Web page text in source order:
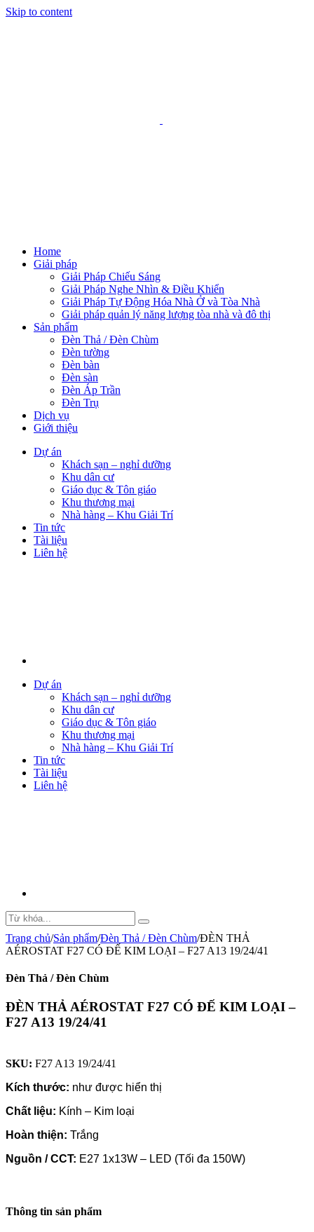
Skip to content
Home
Giải pháp
Giải Pháp Chiếu Sáng
Giải Pháp Nghe Nhìn & Điều Khiển
Giải Pháp Tự Động Hóa Nhà Ở và Tòa Nhà
Giải pháp quản lý năng lượng tòa nhà và đô thị
Sản phẩm
Đèn Thả / Đèn Chùm
Đèn tường
Đèn bàn
Đèn sàn
Đèn Áp Trần
Đèn Trụ
Dịch vụ
Giới thiệu
Dự án
Khách sạn – nghỉ dưỡng
Khu dân cư
Giáo dục & Tôn giáo
Khu thương mại
Nhà hàng – Khu Giải Trí
Tin tức
Tài liệu
Liên hệ
Dự án
Khách sạn – nghỉ dưỡng
Khu dân cư
Giáo dục & Tôn giáo
Khu thương mại
Nhà hàng – Khu Giải Trí
Tin tức
Tài liệu
Liên hệ
Trang chủ/Sản phẩm/Đèn Thả / Đèn Chùm/ĐÈN THẢ
AÉROSTAT F27 CÓ ĐẾ KIM LOẠI – F27 A13 19/24/41
Đèn Thả / Đèn Chùm
ĐÈN THẢ AÉROSTAT F27 CÓ ĐẾ KIM LOẠI –
F27 A13 19/24/41
SKU: F27 A13 19/24/41
Kích thước: như được hiển thị
Chất liệu: Kính – Kim loại
Hoàn thiện: Trắng
Nguồn / CCT: E27 1x13W – LED (Tối đa 150W)
Thông tin sản phẩm